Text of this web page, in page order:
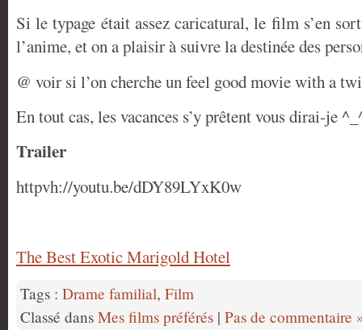
Si le typage était assez caricatural, le film s’en
l’anime, et on a plaisir à suivre la destinée des
@ voir si l’on cherche un feel good movie with a
En tout cas, les vacances s’y prêtent vous dirai-je
Trailer
httpvh://youtu.be/dDY89LYxK0w
The Best Exotic Marigold Hotel
Tags : Drame familial, Film
Classé dans Mes films préférés | Pas de commentaire